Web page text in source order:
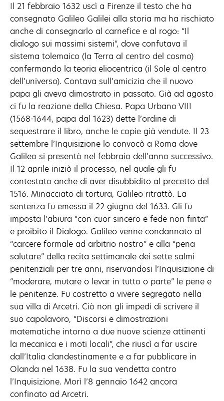
Il 21 febbraio 1632 uscì a Firenze il testo che ha
consegnato Galileo Galilei alla storia ma ha rischiato
anche di consegnarlo al carnefice e al rogo: “Il
dialogo sui massimi sistemi”, dove confutava il
sistema tolemaico (la Terra al centro del cosmo)
confermando la teoria eliocentrica (il Sole al centro
dell’universo). Contava sull’amicizia che il nuovo
papa gli aveva dimostrato in passato. Già ad agosto
ci fu la reazione della Chiesa. Papa Urbano VIII
(1568-1644, papa dal 1623) dette l’ordine di
sequestrare il libro, anche le copie già vendute. Il 23
settembre l’Inquisizione lo convocò a Roma dove
Galileo si presentò nel febbraio dell’anno successivo.
Il 12 aprile iniziò il processo, nel quale gli fu
contestato anche di aver disubbidito al precetto del
1516. Minacciato di tortura, Galileo ritrattò. La
sentenza fu emessa il 22 giugno del 1633. Gli fu
imposta l’abiura “con cuor sincero e fede non finta”
e proibito il Dialogo. Galileo venne condannato al
“carcere formale ad arbitrio nostro” e alla “pena
salutare” della recita settimanale dei sette salmi
penitenziali per tre anni, riservandosi l’Inquisizione di
“moderare, mutare o levar in tutto o parte” le pene e
le penitenze. Fu costretto a vivere segregato nella
sua villa di Arcetri. Ciò non gli impedì di scrivere il
suo capolavoro, “Discorsi e dimostrazioni
matematiche intorno a due nuove scienze attinenti
la mecanica e i moti locali”, che riuscì a far uscire
dall’Italia clandestinamente e a far pubblicare in
Olanda nel 1638. Fu la sua vendetta contro
l’Inquisizione. Morì l’8 gennaio 1642 ancora
confinato ad Arcetri.